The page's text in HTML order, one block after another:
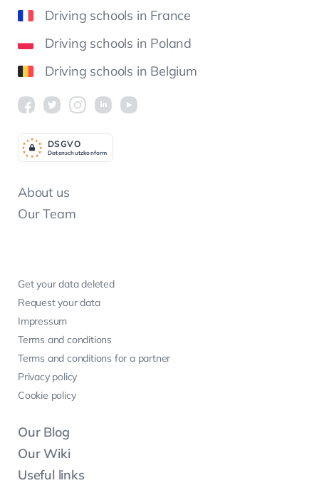
Driving schools in France
Driving schools in Poland
Driving schools in Belgium
About us
Our Team
Get your data deleted
Request your data
Impressum
Terms and conditions
Terms and conditions for a partner
Privacy policy
Cookie policy
Our Blog
Our Wiki
Useful links
Datenschutzkonform
DSGVO